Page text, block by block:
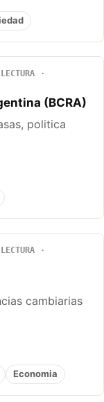
(BCRA)
politica
cambiarias
Economia